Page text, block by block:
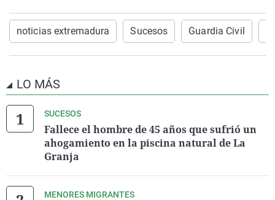
noticias extremadura Sucesos Guardia Civil
LO MÁS
SUCESOS
Fallece el hombre de 45 años que sufrió un
ahogamiento en la piscina natural de La
Granja
MENORES MIGRANTES